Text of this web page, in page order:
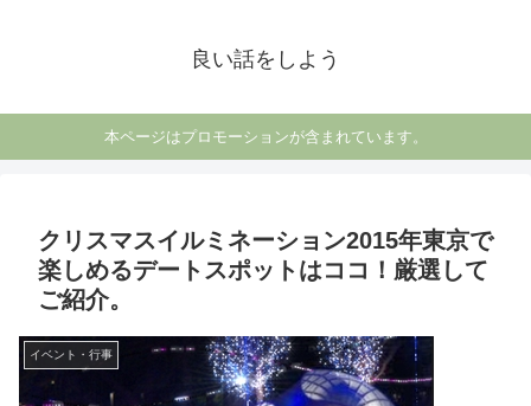
良い話をしよう
本ページはプロモーションが含まれています。
クリスマスイルミネーション2015年東京で
楽しめるデートスポットはココ！厳選して
ご紹介。
イベント・行事